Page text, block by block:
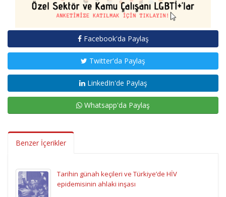
Facebook'da Paylaş
Twitter'da Paylaş
LinkedIn'de Paylaş
Whatsapp'da Paylaş
Benzer İçerikler
Tarihin günah keçileri ve Türkiye’de HİV
epidemisinin ahlaki inşası